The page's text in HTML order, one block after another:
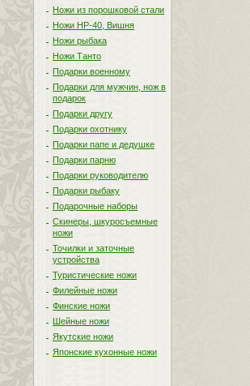
Ножи из порошковой стали
Ножи НР-40, Вишня
Ножи рыбака
Ножи Танто
Подарки военному
Подарки для мужчин, нож в
подарок
Подарки другу
Подарки охотнику
Подарки папе и дедушке
Подарки парню
Подарки руководителю
Подарки рыбаку
Подарочные наборы
Скинеры, шкуросъемные
ножи
Точилки и заточные
устройства
Туристические ножи
Филейные ножи
Финские ножи
Шейные ножи
Якутские ножи
Японские кухонные ножи